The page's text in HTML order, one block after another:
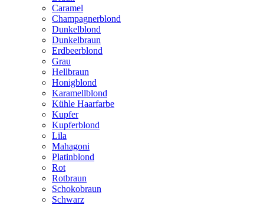
Caramel
Champagnerblond
Dunkelblond
Dunkelbraun
Erdbeerblond
Grau
Hellbraun
Honigblond
Karamellblond
Kühle Haarfarbe
Kupfer
Kupferblond
Lila
Mahagoni
Platinblond
Rot
Rotbraun
Schokobraun
Schwarz